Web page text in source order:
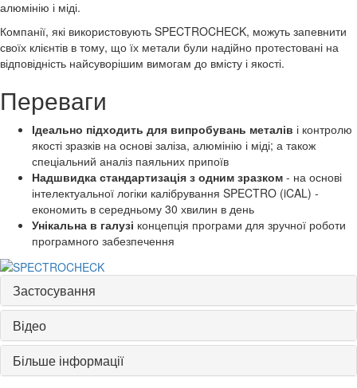
алюмінію і міді.
Компанії, які використовують SPECTROCHECK, можуть запевнити
своїх клієнтів в тому, що їх метали були надійно протестовані на
відповідність найсуворішим вимогам до вмісту і якості.
Переваги
Ідеально підходить для випробувань металів і контролю
якості зразків на основі заліза, алюмінію і міді; а також
спеціальний аналіз паяльних припоїв
Надшвидка стандартизація з одним зразком - на основі
інтелектуальної логіки калібрування SPECTRO (iCAL) -
економить в середньому 30 хвилин в день
Унікальна в галузі концепція програми для зручної роботи
програмного забезпечення
Застосування
Відео
Більше інформації